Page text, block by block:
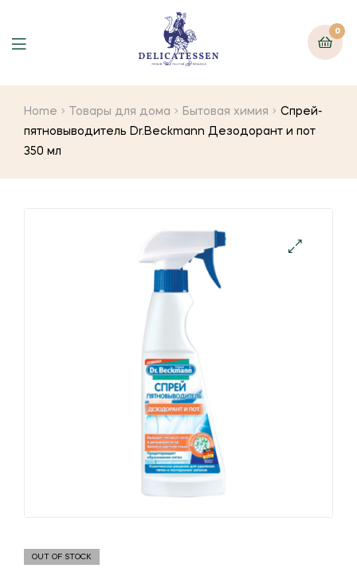
0
Home Товары для дома Бытовая химия
Спрей-
пятновыводитель Dr.Beckmann Дезодорант и пот
350 мл
OUT OF STOCK